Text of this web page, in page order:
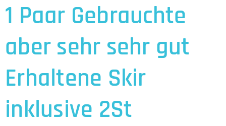
1 Paar Gebrauchte
aber sehr sehr gut
Erhaltene Skir
inklusive 2St